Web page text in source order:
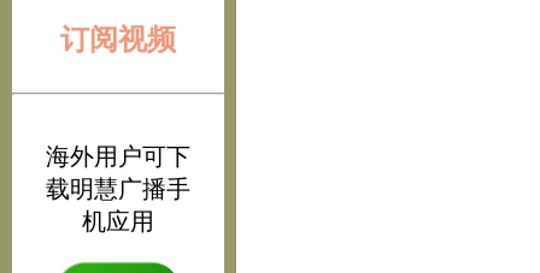
订阅视频
海外用户可下
载明慧广播手
机应用